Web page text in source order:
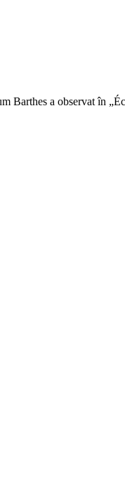
Barthes a observat în